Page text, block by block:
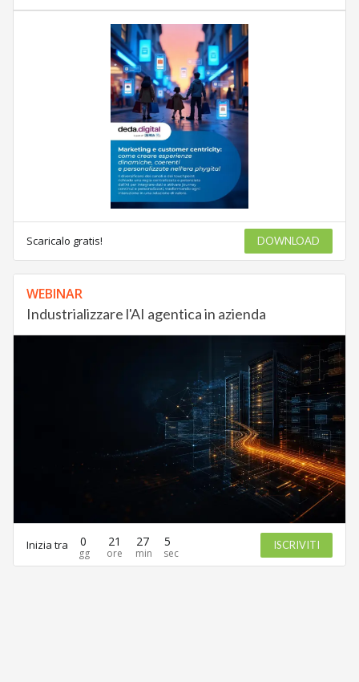
Scaricalo gratis! DOWNLOAD
WEBINAR
Industrializzare l'AI agentica in azienda
Inizia tra 0 21 27 5 ISCRIVITI